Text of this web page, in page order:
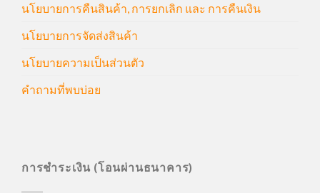
นโยบายการคืนสินค้า, การยกเลิก และ การคืนเงิน
นโยบายการจัดส่งสินค้า
นโยบายความเป็นส่วนตัว
คำถามที่พบบ่อย
การชำระเงิน (โอนผ่านธนาคาร)